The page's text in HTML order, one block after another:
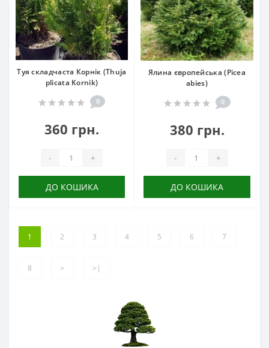
Туя складчаста Корнік (Thuja
plicata Kornik)
0
360 грн.
- +
ДО КОШИКА
Ялина європейська (Picea
abies)
0
380 грн.
- +
ДО КОШИКА
1 2 3 4 5 6 7
8 > >|